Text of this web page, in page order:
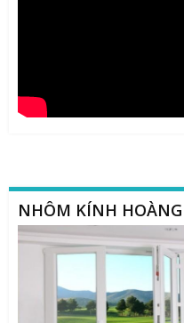
NHÔM KÍNH HOÀNG